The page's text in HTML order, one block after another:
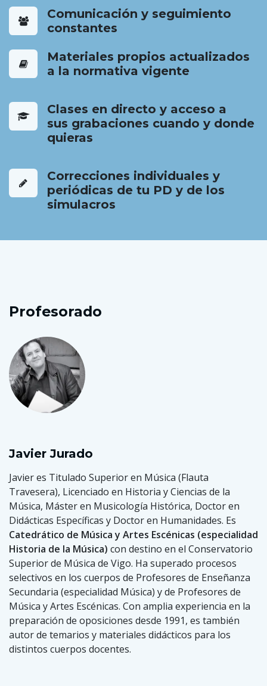
Comunicación y seguimiento
constantes
Materiales propios actualizados
a la normativa vigente
Clases en directo y acceso a
sus grabaciones cuando y donde
quieras
Correcciones individuales y
periódicas de tu PD y de los
simulacros
Profesorado
Javier Jurado
Javier es Titulado Superior en Música (Flauta
Travesera), Licenciado en Historia y Ciencias de la
Música, Máster en Musicología Histórica, Doctor en
Didácticas Específicas y Doctor en Humanidades. Es
Catedrático de Música y Artes Escénicas (especialidad
Historia de la Música) con destino en el Conservatorio
Superior de Música de Vigo. Ha superado procesos
selectivos en los cuerpos de Profesores de Enseñanza
Secundaria (especialidad Música) y de Profesores de
Música y Artes Escénicas. Con amplia experiencia en la
preparación de oposiciones desde 1991, es también
autor de temarios y materiales didácticos para los
distintos cuerpos docentes.